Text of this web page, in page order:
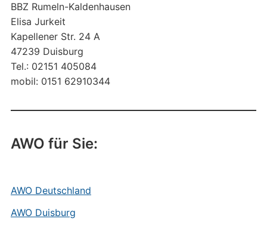
BBZ Rumeln-Kaldenhausen
Elisa Jurkeit
Kapellener Str. 24 A
47239 Duisburg
Tel.: 02151 405084
mobil: 0151 62910344
AWO für Sie:
AWO Deutschland
AWO Duisburg